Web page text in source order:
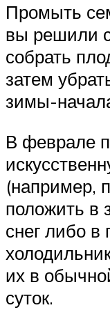
Промыть
вы решили
собрать
затем
зимы-
В феврале
(например,
положить в
снег либо в
их в
суток.